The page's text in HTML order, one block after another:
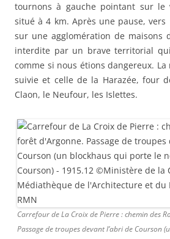
tournons à gauche pointant sur le
situé à 4 km. Après une pause, vers
sur une agglomération de maisons
interdite par un brave territorial
comme si nous étions dangereux.
suivie et celle de la Harazée, four
Claon, le Neufour, les Islettes.
Carrefour de La Croix de Pierre : chemin des
Passage de troupes devant l’abri de Courson